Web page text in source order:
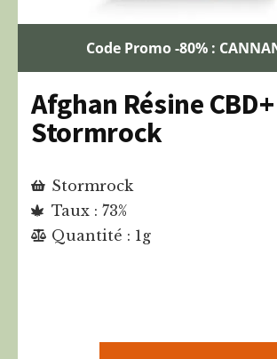
Code Promo -80% :
Afghan Résine
Stormrock
Stormrock
Taux : 73%
Quantité : 1g